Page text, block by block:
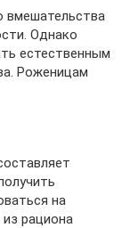
вмешательства
Однако
естественным
Роженицам
на
рациона